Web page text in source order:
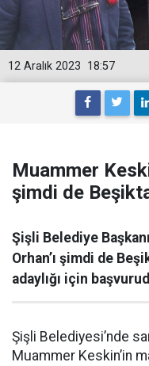
18:57
12 Aralık 2023
Muammer
şimdi de
Şişli Belediye
Orhan’ı şimdi de
adaylığı için
Şişli Belediyesi’nde
Muammer Keskin’in